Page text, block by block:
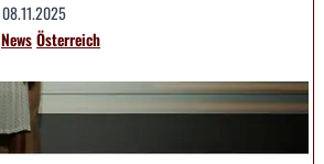
08.11.2025
NewsÖsterreich